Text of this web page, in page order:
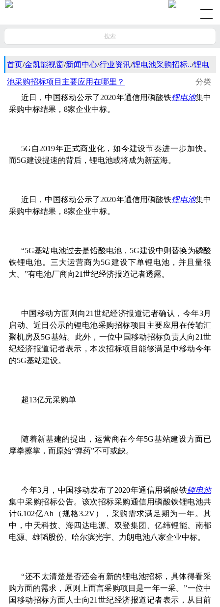
搜索
首页/金凯能视窗/新闻中心/行业资讯/锂电池采购招标../锂电
池采购招标项目主要应用在哪里？
分类
近日，中国移动公示了2020年通信用磷酸铁锂电池集中
采购中标结果，8家企业中标。
5G自2019年正式商业化，如今建设节奏进一步加快。
而5G建设提速的背后，锂电池或将成为新蓝海。
近日，中国移动公示了2020年通信用磷酸铁锂电池集中
采购中标结果，8家企业中标。
“5G基站电池过去是铅酸电池，5G建设中则替换为磷酸
铁锂电池。三大运营商为5G建设下单锂电池，并且量很
大。”有电池厂商向21世纪经济报道记者透露。
中国移动方面则向21世纪经济报道记者确认，今年3月
启动、近日公示的锂电池采购招标项目主要应用在传输汇
聚机房及5G基站。此外，一位中国移动招标负责人向21世
纪经济报道记者表示，本次招标项目能够满足中移动今年
的5G基站建设。
超13亿元采购单
随着新基建的提出，运营商在今年5G基站建设方面已
摩拳擦掌，而原始“弹药”不可或缺。
今年3月，中国移动发布了2020年通信用磷酸铁锂电池
集中采购招标公告。该次招标采购通信用磷酸铁锂电池共
计6.102亿Ah（规格3.2V），采购需求满足期为一年。其
中，中天科技、海四达电源、双登集团、亿纬锂能、南都
电源、雄韬股份、哈尔滨光宇、力朗电池八家企业中标。
“还不太清楚是否还会有新的锂电池招标，具体得看采
购方面的需求，原则上而言采购项目是一年一采。”一位中
国移动招标方面人士向21世纪经济报道记者表示，从目前